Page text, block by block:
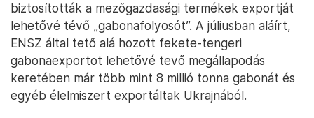
biztosították a mezőgazdasági termékek exportját
lehetővé tévő „gabonafolyosót”. A júliusban aláírt,
ENSZ által tető alá hozott fekete-tengeri
gabonaexportot lehetővé tevő megállapodás
keretében már több mint 8 millió tonna gabonát és
egyéb élelmiszert exportáltak Ukrajnából.